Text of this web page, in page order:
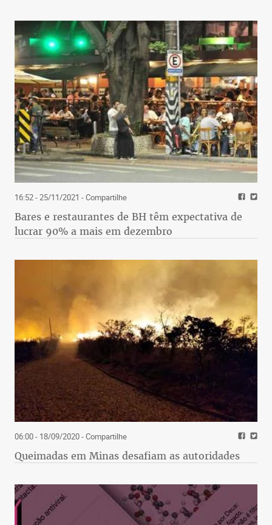
16:52 - 25/11/2021 - Compartilhe
Bares e restaurantes de BH têm expectativa de
lucrar 90% a mais em dezembro
06:00 - 18/09/2020- Compartilhe
Queimadas em Minas desafiam as autoridades